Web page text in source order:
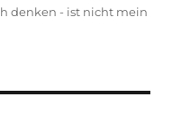
denken - ist nicht mein